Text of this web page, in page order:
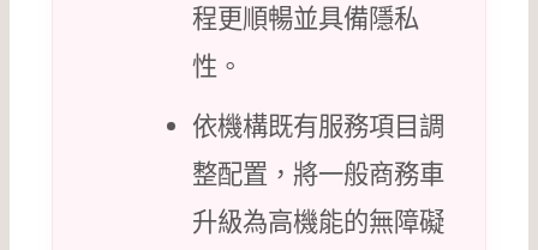
程更順暢並具備隱私
性。
依機構既有服務項目調
整配置，將一般商務車
升級為高機能的無障礙